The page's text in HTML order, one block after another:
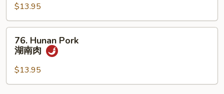
川
肉
$13.95
76.
Hunan
Pork
南
76. Hunan Pork
湖南肉
$13.95